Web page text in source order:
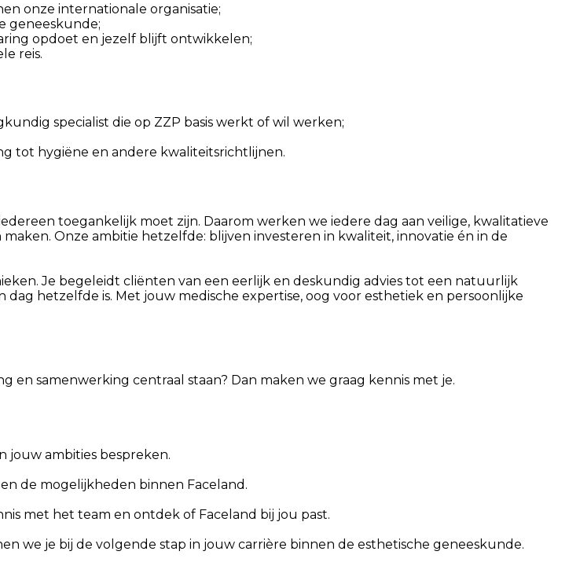
onze internationale organisatie;
geneeskunde;
opdoet en jezelf blijft ontwikkelen;
reis.
specialist die op ZZP basis werkt of wil werken;
tot hygiëne en andere kwaliteitsrichtlijnen.
toegankelijk moet zijn. Daarom werken we iedere dag aan veilige, kwalitatieve
Onze ambitie hetzelfde: blijven investeren in kwaliteit, innovatie én in de
Je begeleidt cliënten van een eerlijk en deskundig advies tot een natuurlijk
hetzelfde is. Met jouw medische expertise, oog voor esthetiek en persoonlijke
samenwerking centraal staan? Dan maken we graag kennis met je.
jouw ambities bespreken.
de mogelijkheden binnen Faceland.
met het team en ontdek of Faceland bij jou past.
we je bij de volgende stap in jouw carrière binnen de esthetische geneeskunde.